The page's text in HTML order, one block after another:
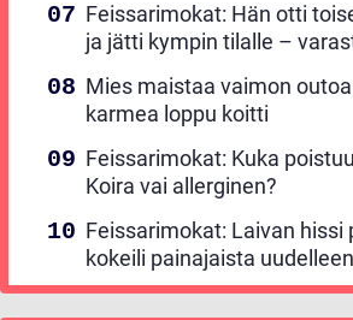
Feissarimokat: Hän otti
ja jätti kympin tilalle –
Mies maistaa vaimon
karmea loppu koitti
Feissarimokat: Kuka
Koira vai allerginen?
Feissarimokat: Laivan hissi
kokeili painajaista uudelleen